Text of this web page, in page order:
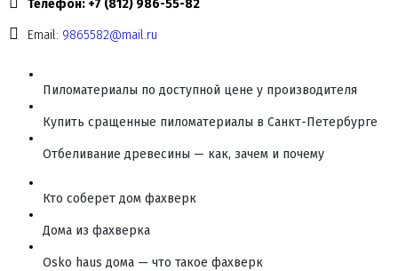
Телефон: +7 (812) 986-55-82
Email: 9865582@mail.ru
Пиломатериалы по доступной цене у производителя
Купить сращенные пиломатериалы в Санкт-Петербурге
Отбеливание древесины — как, зачем и почему
Кто соберет дом фахверк
Дома из фахверка
Osko haus дома — что такое фахверк